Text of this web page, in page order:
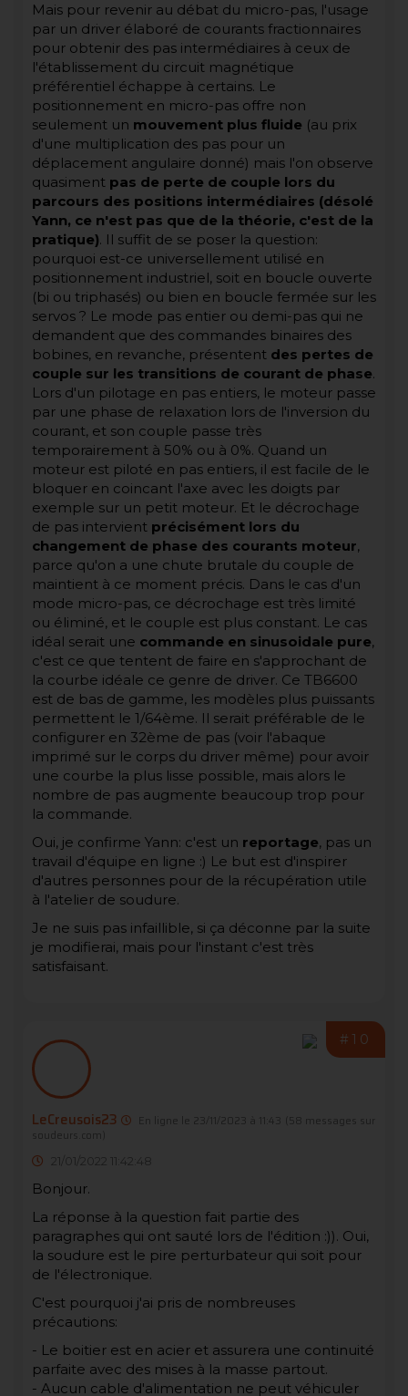
Mais pour revenir au débat du micro-pas, l'usage
par un driver élaboré de courants fractionnaires
pour obtenir des pas intermédiaires à ceux de
l'établissement du circuit magnétique
préférentiel échappe à certains. Le
positionnement en micro-pas offre non
seulement un mouvement plus fluide (au prix
d'une multiplication des pas pour un
déplacement angulaire donné) mais l'on observe
quasiment pas de perte de couple lors du
parcours des positions intermédiaires (désolé
Yann, ce n'est pas que de la théorie, c'est de la
pratique). Il suffit de se poser la question:
pourquoi est-ce universellement utilisé en
positionnement industriel, soit en boucle ouverte
(bi ou triphasés) ou bien en boucle fermée sur les
servos ? Le mode pas entier ou demi-pas qui ne
demandent que des commandes binaires des
bobines, en revanche, présentent des pertes de
couple sur les transitions de courant de phase.
Lors d'un pilotage en pas entiers, le moteur passe
par une phase de relaxation lors de l'inversion du
courant, et son couple passe très
temporairement à 50% ou à 0%. Quand un
moteur est piloté en pas entiers, il est facile de le
bloquer en coincant l'axe avec les doigts par
exemple sur un petit moteur. Et le décrochage
de pas intervient précisément lors du
changement de phase des courants moteur,
parce qu'on a une chute brutale du couple de
maintient à ce moment précis. Dans le cas d'un
mode micro-pas, ce décrochage est très limité
ou éliminé, et le couple est plus constant. Le cas
idéal serait une commande en sinusoidale pure,
c'est ce que tentent de faire en s'approchant de
la courbe idéale ce genre de driver. Ce TB6600
est de bas de gamme, les modèles plus puissants
permettent le 1/64ème. Il serait préférable de le
configurer en 32ème de pas (voir l'abaque
imprimé sur le corps du driver même) pour avoir
une courbe la plus lisse possible, mais alors le
nombre de pas augmente beaucoup trop pour
la commande.
Oui, je confirme Yann: c'est un reportage, pas un
travail d'équipe en ligne :) Le but est d'inspirer
d'autres personnes pour de la récupération utile
à l'atelier de soudure.
Je ne suis pas infaillible, si ça déconne par la suite
je modifierai, mais pour l'instant c'est très
satisfaisant.
#10
LeCreusois23 En ligne le 23/11/2023 à 11:43
(58 messages sur
soudeurs.com)
21/01/2022 11:42:48
Bonjour.
La réponse à la question fait partie des
paragraphes qui ont sauté lors de l'édition :)). Oui,
la soudure est le pire perturbateur qui soit pour
de l'électronique.
C'est pourquoi j'ai pris de nombreuses
précautions:
- Le boitier est en acier et assurera une continuité
parfaite avec des mises à la masse partout.
- Aucun cable d'alimentation ne peut véhiculer